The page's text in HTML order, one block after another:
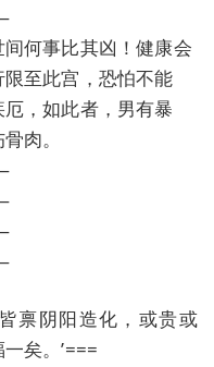
何事比其凶！健康会
至此宫，恐怕不能
，如此者，男有暴
肉。
禀阴阳造化，或贵或
矣。’===